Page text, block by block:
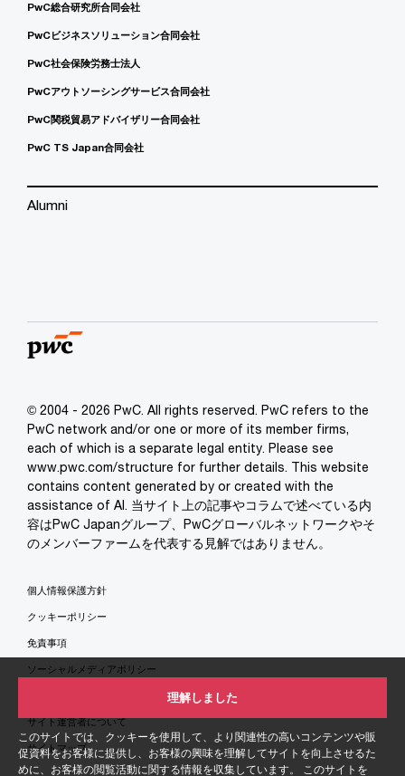
このサイトでは、クッキーを使用して、より関連性の高いコンテンツや販
促資料をお客様に提供し、お客様の興味を理解してサイトを向上させるた
めに、お客様の閲覧活動に関する情報を収集しています。 このサイトを
理解しました
PwC総合研究所合同会社
PwCビジネスソリューション合同会社
PwC社会保険労務士法人
PwCアウトソーシングサービス合同会社
PwC関税貿易アドバイザリー合同会社
PwC TS Japan合同会社
Alumni
© 2004 - 2026 PwC. All rights reserved. PwC refers to the
PwC network and/or one or more of its member firms,
each of which is a separate legal entity. Please see
www.pwc.com/structure for further details. This website
contains content generated by or created with the
assistance of AI. 当サイト上の記事やコラムで述べている内
容はPwC Japanグループ、PwCグローバルネットワークやそ
のメンバーファームを代表する見解ではありません。
個人情報保護方針
クッキーポリシー
免責事項
ソーシャルメディアポリシー
サイト運営者について
サイトマップ